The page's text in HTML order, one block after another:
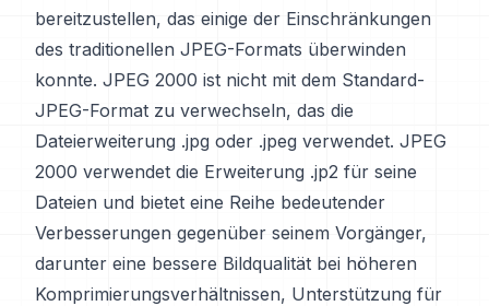
bereitzustellen, das einige der Einschränkungen
des traditionellen JPEG-Formats überwinden
konnte. JPEG 2000 ist nicht mit dem Standard-
JPEG-Format zu verwechseln, das die
Dateierweiterung .jpg oder .jpeg verwendet. JPEG
2000 verwendet die Erweiterung .jp2 für seine
Dateien und bietet eine Reihe bedeutender
Verbesserungen gegenüber seinem Vorgänger,
darunter eine bessere Bildqualität bei höheren
Komprimierungsverhältnissen, Unterstützung für